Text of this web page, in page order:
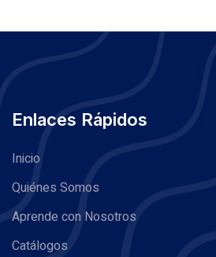
Enlaces Rápidos
Inicio
Quiénes Somos
Aprende con Nosotros
Catálogos